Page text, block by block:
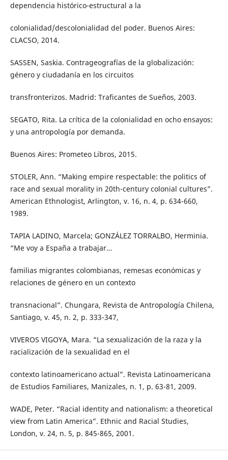
dependencia histórico-estructural a la
colonialidad/descolonialidad del poder. Buenos Aires:
CLACSO, 2014.
SASSEN, Saskia. Contrageografías de la globalización:
género y ciudadanía en los circuitos
transfronterizos. Madrid: Traficantes de Sueños, 2003.
SEGATO, Rita. La crítica de la colonialidad en ocho ensayos:
y una antropología por demanda.
Buenos Aires: Prometeo Libros, 2015.
STOLER, Ann. “Making empire respectable: the politics of
race and sexual morality in 20th-century colonial cultures”.
American Ethnologist, Arlington, v. 16, n. 4, p. 634-660,
1989.
TAPIA LADINO, Marcela; GONZÁLEZ TORRALBO, Herminia.
“Me voy a España a trabajar…
familias migrantes colombianas, remesas económicas y
relaciones de género en un contexto
transnacional”. Chungara, Revista de Antropología Chilena,
Santiago, v. 45, n. 2, p. 333-347,
VIVEROS VIGOYA, Mara. “La sexualización de la raza y la
racialización de la sexualidad en el
contexto latinoamericano actual”. Revista Latinoamericana
de Estudios Familiares, Manizales, n. 1, p. 63-81, 2009.
WADE, Peter. “Racial identity and nationalism: a theoretical
view from Latin America”. Ethnic and Racial Studies,
London, v. 24, n. 5, p. 845-865, 2001.